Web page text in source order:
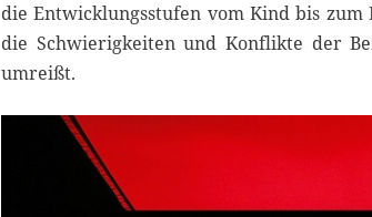
die Entwicklungsstufen vom Kind bis
die Schwierigkeiten und Konflikte der
umreißt.